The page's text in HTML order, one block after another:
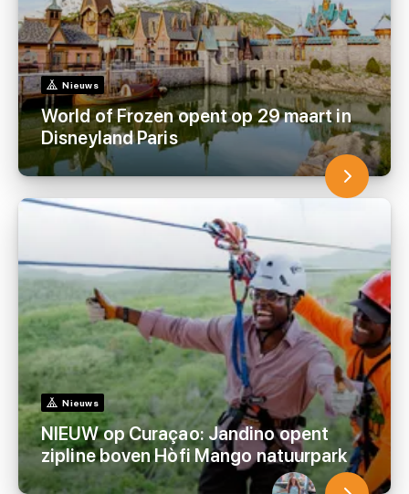
Nieuws
World of Frozen opent op 29 maart in
Disneyland Paris
Nieuws
NIEUW op Curaçao: Jandino opent
zipline boven Hòfi Mango natuurpark